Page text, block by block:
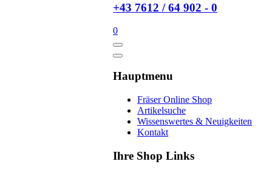
+43 7612 / 64 902 - 0
0
Hauptmenu
Fräser Online Shop
Artikelsuche
Wissenswertes & Neuigkeiten
Kontakt
Ihre Shop Links